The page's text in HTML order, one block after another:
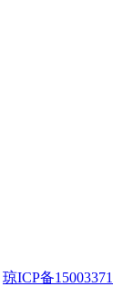
琼ICP备15003371